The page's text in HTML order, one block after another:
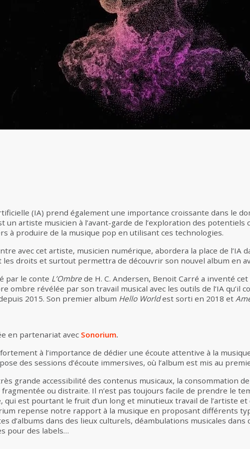
(IA) prend également une importance croissante dans le
un artiste musicien à l’avant-garde de l’exploration des
à produire de la musique pop en utilisant ces technologies.
avec cet artiste, musicien numérique, abordera la place de l’IA
les droits et surtout permettra de découvrir son nouvel album en
par le conte L’Ombrede H. C. Andersen, Benoit Carré a inventé
ombre révélée par son travail musical avec les outils de l’IA qu’il
2015. Son premier album Hello Worldest sorti en 2018 et
en partenariat avec Sonorium.
à l’importance de dédier une écoute attentive à la
des sessions d’écoute immersives, où l’album est mis au
grande accessibilité des contenus musicaux, la consommation
ou distraite. Il n’est pas toujours facile de prendre le
qui est pourtant le fruit d’un long et minutieux travail de l’artiste et
repense notre rapport à la musique en proposant différents
d’albums dans des lieux culturels, déambulations musicales
pour des labels…